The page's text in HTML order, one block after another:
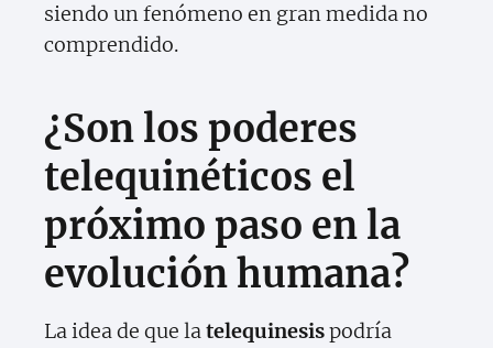
siendo un fenómeno en gran medida no
comprendido.
¿Son los poderes
telequinéticos el
próximo paso en la
evolución humana?
La idea de que latelequinesispodría